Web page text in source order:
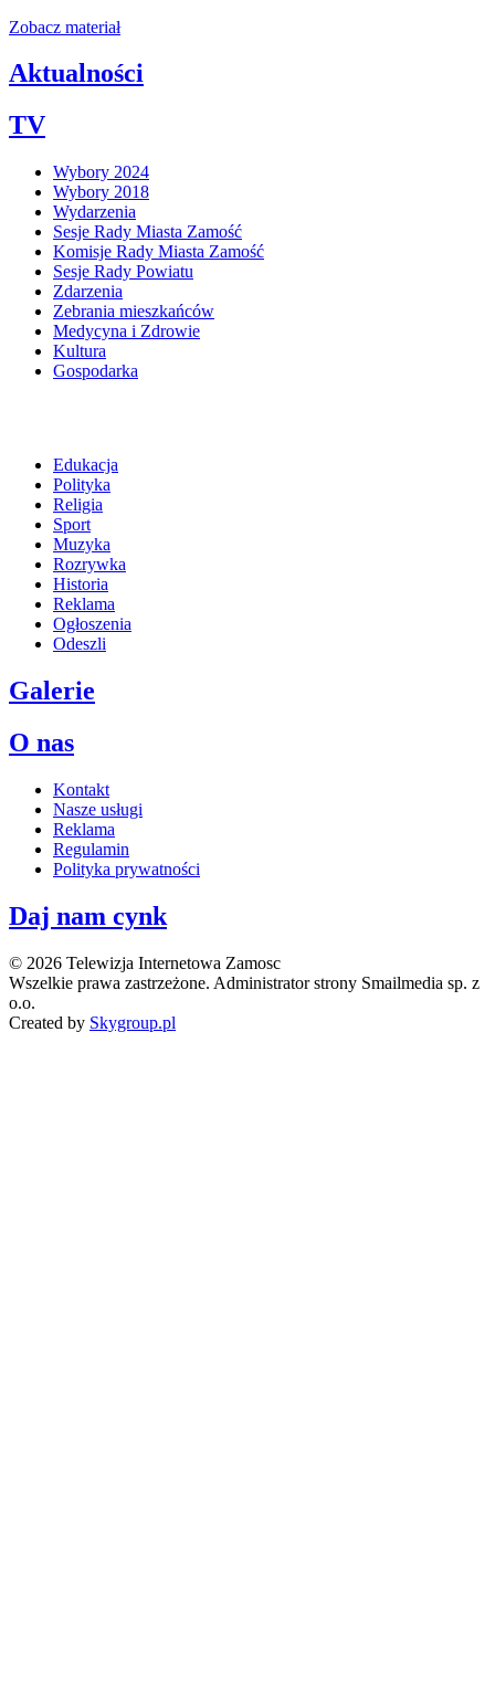
Zobacz materiał
Aktualności
TV
Wybory 2024
Wybory 2018
Wydarzenia
Sesje Rady Miasta Zamość
Komisje Rady Miasta Zamość
Sesje Rady Powiatu
Zdarzenia
Zebrania mieszkańców
Medycyna i Zdrowie
Kultura
Gospodarka
Edukacja
Polityka
Religia
Sport
Muzyka
Rozrywka
Historia
Reklama
Ogłoszenia
Odeszli
Galerie
O nas
Kontakt
Nasze usługi
Reklama
Regulamin
Polityka prywatności
Daj nam cynk
© 2026 Telewizja Internetowa Zamosc
Wszelkie prawa zastrzeżone. Administrator strony Smailmedia sp. z
o.o.
Created by Skygroup.pl